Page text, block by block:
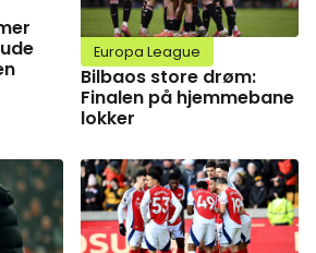
Europa League
Bilbaos store drøm:
Finalen på hjemmebane
lokker